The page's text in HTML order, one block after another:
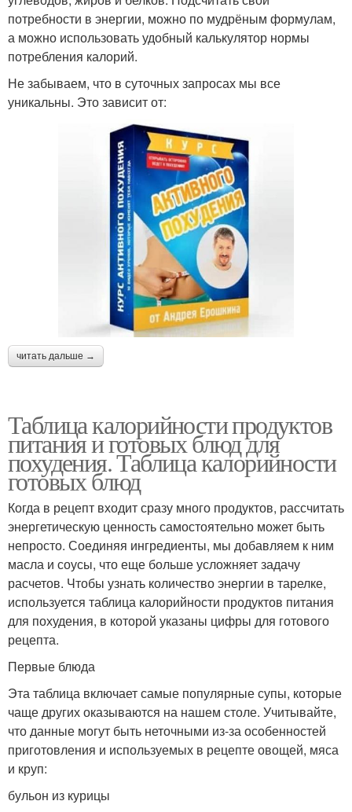
потребности в энергии, можно по мудрёным формулам,
а можно использовать удобный калькулятор нормы
потребления калорий.
Не забываем, что в суточных запросах мы все
уникальны. Это зависит от:
читать дальше →
Таблица калорийности продуктов
питания и готовых блюд для
похудения. Таблица калорийности
готовых блюд
Когда в рецепт входит сразу много продуктов, рассчитать
энергетическую ценность самостоятельно может быть
непросто. Соединяя ингредиенты, мы добавляем к ним
масла и соусы, что еще больше усложняет задачу
расчетов. Чтобы узнать количество энергии в тарелке,
используется таблица калорийности продуктов питания
для похудения, в которой указаны цифры для готового
рецепта.
Первые блюда
Эта таблица включает самые популярные супы, которые
чаще других оказываются на нашем столе. Учитывайте,
что данные могут быть неточными из-за особенностей
приготовления и используемых в рецепте овощей, мяса
и круп:
бульон из курицы